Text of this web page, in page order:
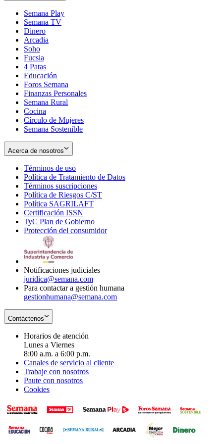
Semana Play
Semana TV
Dinero
Arcadia
Soho
in
new
window
Fucsia
in
new
window
4 Patas
Educación
Foros Semana
Finanzas Personales
Semana Rural
Cocina
Círculo de Mujeres
Semana Sostenible
Acerca de nosotros
Términos de uso
in
new
window
Política de Tratamiento de Datos
Términos suscripciones
in
Política de Riesgos C/ST
Política SAGRILAFT
new
window
Certificación ISSN
in
new
TyC Plan de Gobierno
in
Protección del consumidorOpens
Notificaciones judiciales
juridica@semana.com
Para contactar a gestión humana
gestionhumana@semana.com
Contáctenos
Horarios de atención
Lunes a Viernes
8:00 a.m. a 6:00 p.m.
Canales de servicio al cliente
Trabaje con nosotros
Paute con nosotros
Cookies